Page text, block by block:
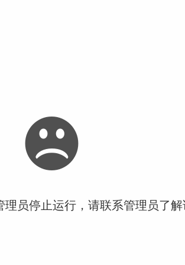
理员停止运行，请联系管理员了